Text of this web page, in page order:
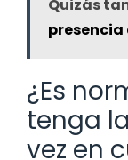
Quizás
presencia
¿Es
tenga
vez en